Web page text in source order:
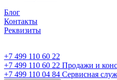
Блог
Контакты
Реквизиты
+7 499 110 60 22
+7 499 110 60 22 Продажи и
+7 499 110 04 84 Сервисная